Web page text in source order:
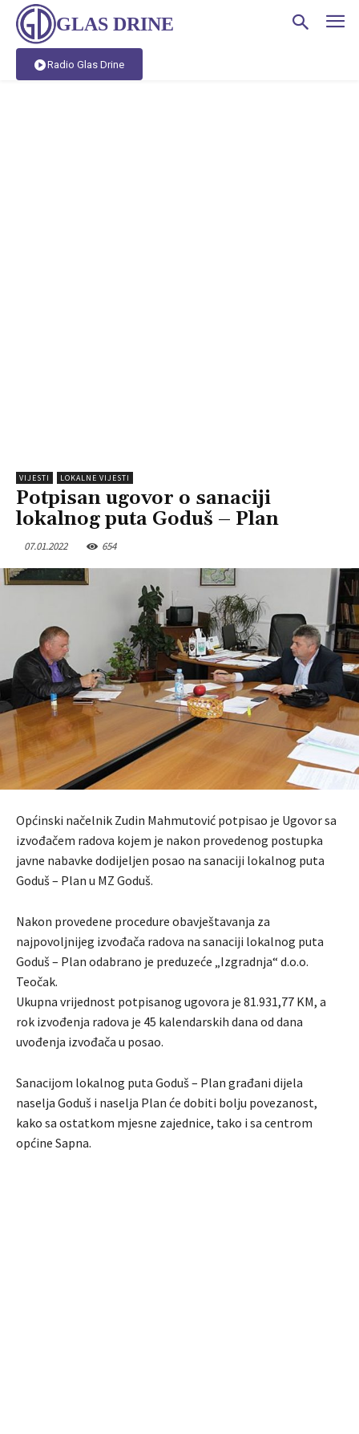
GLAS DRINE
Radio Glas Drine
VIJESTI LOKALNE VIJESTI
Potpisan ugovor o sanaciji
lokalnog puta Goduš – Plan
07.01.2022 654
Općinski načelnik Zudin Mahmutović potpisao je Ugovor sa
izvođačem radova kojem je nakon provedenog postupka
javne nabavke dodijeljen posao na sanaciji lokalnog puta
Goduš – Plan u MZ Goduš.
Nakon provedene procedure obavještavanja za
najpovoljnijeg izvođača radova na sanaciji lokalnog puta
Goduš – Plan odabrano je preduzeće „Izgradnja“ d.o.o.
Teočak.
Ukupna vrijednost potpisanog ugovora je 81.931,77 KM, a
rok izvođenja radova je 45 kalendarskih dana od dana
uvođenja izvođača u posao.
Sanacijom lokalnog puta Goduš – Plan građani dijela
naselja Goduš i naselja Plan će dobiti bolju povezanost,
kako sa ostatkom mjesne zajednice, tako i sa centrom
općine Sapna.